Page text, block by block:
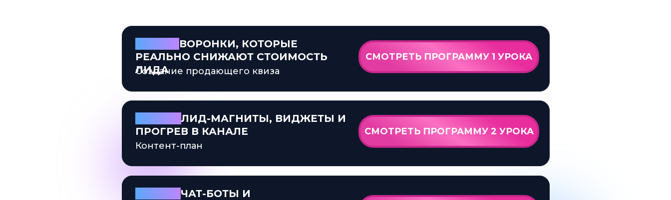
Создание продающего квиза
ВОРОНКИ, КОТОРЫЕ
РЕАЛЬНО СНИЖАЮТ СТОИМОСТЬ
ЛИДА
СМОТРЕТЬ ПРОГРАММУ 1 УРОКА
Контент-план
ЛИД-МАГНИТЫ, ВИДЖЕТЫ И
ПРОГРЕВ В КАНАЛЕ
СМОТРЕТЬ ПРОГРАММУ 2 УРОКА
ЧАТ-БОТЫ И